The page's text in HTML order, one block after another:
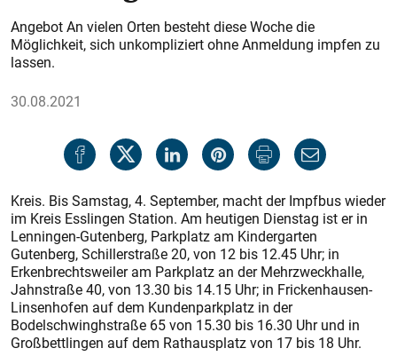
Angebot An vielen Orten besteht diese Woche die
Möglichkeit, sich unkompliziert ohne Anmeldung impfen zu
lassen.
30.08.2021
Kreis. Bis Samstag, 4. September, macht der Impfbus wieder
im Kreis Esslingen Station. Am heutigen Dienstag ist er in
Lenningen-Gutenberg, Parkplatz am Kindergarten
Gutenberg, Schillerstraße 20, von 12 bis 12.45 Uhr; in
Erkenbrechtsweiler am Parkplatz an der Mehrzweckhalle,
Jahnstraße 40, von 13.30 bis 14.15 Uhr; in Frickenhausen-
Linsenhofen auf dem Kundenparkplatz in der
Bodelschwinghstraße 65 von 15.30 bis 16.30 Uhr und in
Großbettlingen auf dem Rathausplatz von 17 bis 18 Uhr.